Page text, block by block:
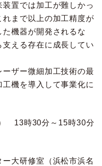
置では加工が難しかっ
まで以上の加工精度が
機器が開発されるな
える存在に成長してい
ザー微細加工技術の最
機を導入して事業化に
13時30分～15時30分
大研修室（浜松市浜名